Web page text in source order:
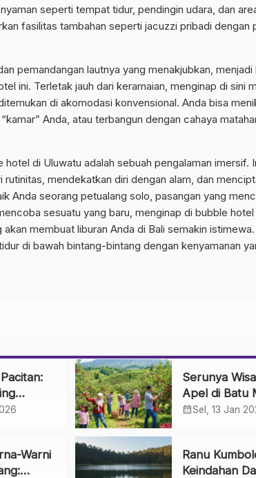
seperti tempat tidur, pendingin udara, dan
fasilitas tambahan seperti jacuzzi pribadi dengan
pemandangan lautnya yang menakjubkan, menjadi
ini. Terletak jauh dari keramaian, menginap di sini
di akomodasi konvensional. Anda bisa
Anda, atau terbangun dengan cahaya
di Uluwatu adalah sebuah pengalaman imersif.
mendekatkan diri dengan alam, dan
Anda seorang petualang solo, pasangan yang
sesuatu yang baru, menginap di bubble hotel
membuat liburan Anda di Bali semakin
di bawah bintang-bintang dengan kenyamanan
Serunya
Apel di Batu
Sensasi
calendar_monthSel, 13 Jan
Warni
Ranu
Keindahan